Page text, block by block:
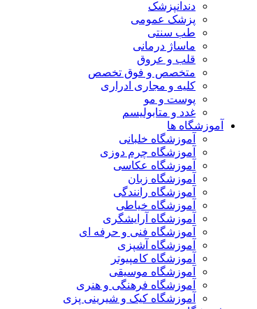
دندانپزشک
پزشک عمومی
طب سنتی
ماساژ درمانی
قلب و عروق
متخصص و فوق تخصص
کلیه و مجاری ادراری
پوست و مو
غدد و متابولیسم
آموزشگاه ها
آموزشگاه خلبانی
آموزشگاه چرم دوزی
آموزشگاه عکاسی
آموزشگاه زبان
آموزشگاه رانندگی
آموزشگاه خیاطی
آموزشگاه آرایشگری
آموزشگاه فنی و حرفه ای
آموزشگاه آشپزی
آموزشگاه کامپیوتر
آموزشگاه موسیقی
آموزشگاه فرهنگی و هنری
آموزشگاه کیک و شیرینی پزی